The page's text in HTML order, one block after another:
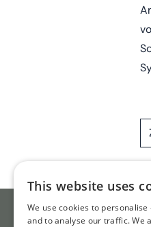
This website uses
We use cookies to personalise
and to analyse our traffic. We